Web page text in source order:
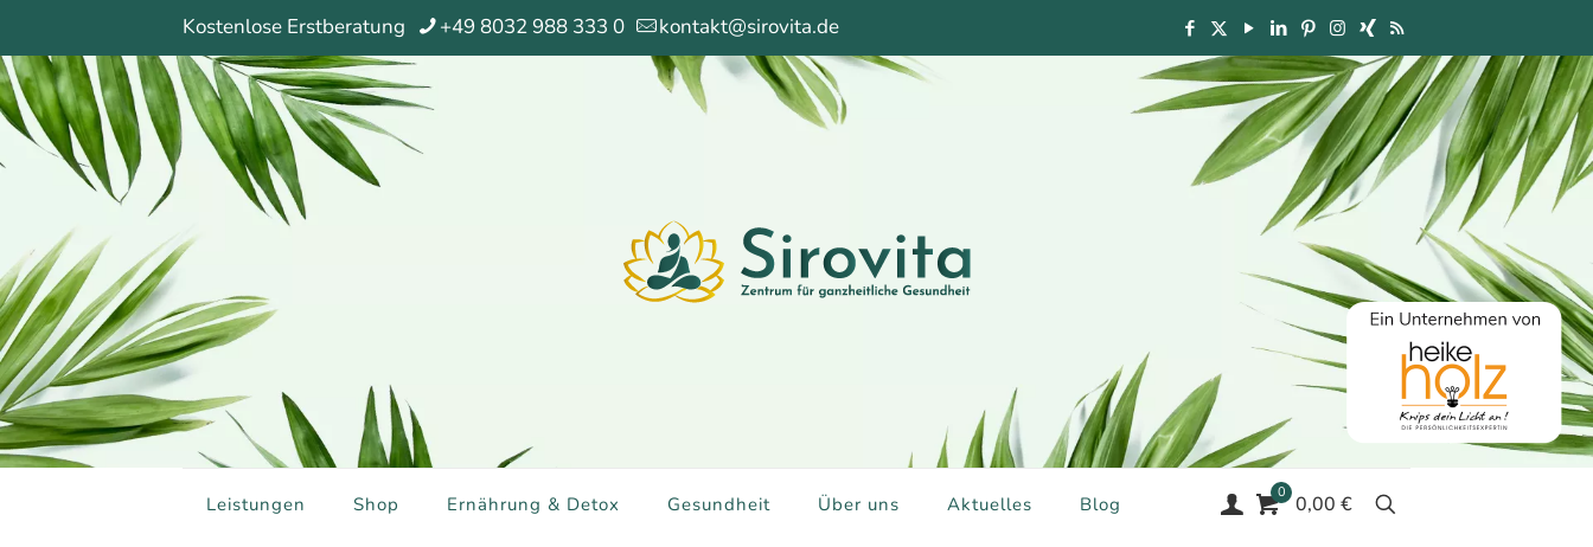
Kostenlose Erstberatung +49 8032 988 333 0 kontakt@sirovita.de
Leistungen Shop Ernährung & Detox Gesundheit Über uns Aktuelles Blog
0 0,00 €